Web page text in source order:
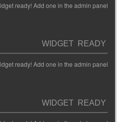
ready! Add one in the admin panel.
WIDGET READY
ready! Add one in the admin panel.
WIDGET READY